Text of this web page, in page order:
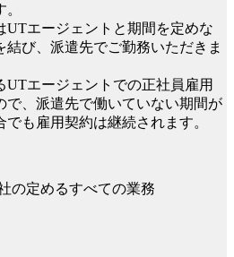
UTエージェントと期間を定めな
結び、派遣先でご勤務いただきま
UTエージェントでの正社員雇用
で、派遣先で働いていない期間が
でも雇用契約は継続されます。
の定めるすべての業務